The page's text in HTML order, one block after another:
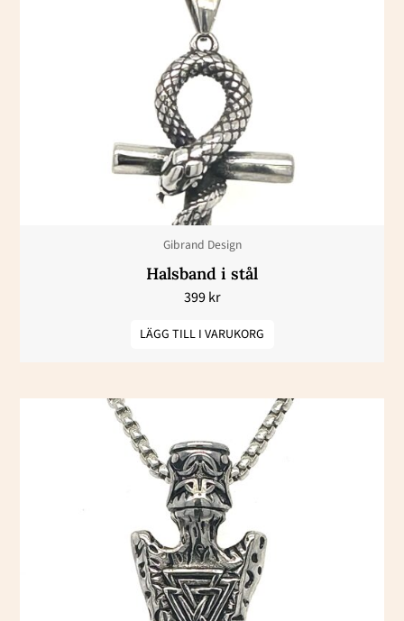
Gibrand Design
Halsband i stål
399kr
LÄGG TILL I VARUKORG